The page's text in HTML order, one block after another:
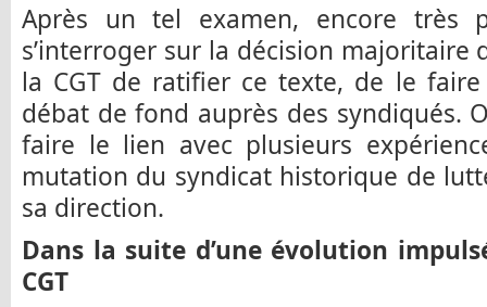
Après un tel examen, encore très
s’interroger sur la décision majoritaire
la CGT de ratifier ce texte, de le
débat de fond auprès des syndiqués.
faire le lien avec plusieurs
mutation du syndicat historique de
sa direction.
Dans la suite d’une évolution
CGT